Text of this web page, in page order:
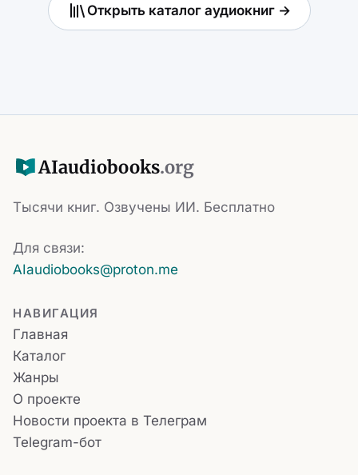
Открыть каталог аудиокниг →
AIaudiobooks.org
Тысячи книг. Озвучены ИИ. Бесплатно
Для связи:
AIaudiobooks@proton.me
НАВИГАЦИЯ
Главная
Каталог
Жанры
О проекте
Новости проекта в Телеграм
Telegram-бот